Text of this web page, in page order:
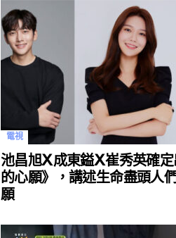
電視
池昌旭X成東鎰X崔秀英確
的心願》，講述生命盡頭人
願